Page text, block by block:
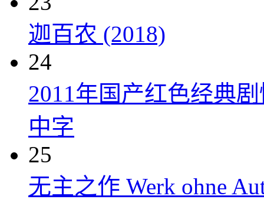
迦百农 (2018)
24
2011年国产红色经典
中字
25
无主之作 Werk ohne